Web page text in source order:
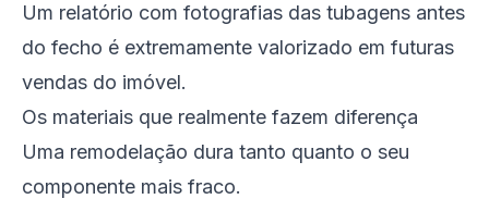
Um relatório com fotografias das tubagens antes
do fecho é extremamente valorizado em futuras
vendas do imóvel.
Os materiais que realmente fazem diferença
Uma remodelação dura tanto quanto o seu
componente mais fraco.